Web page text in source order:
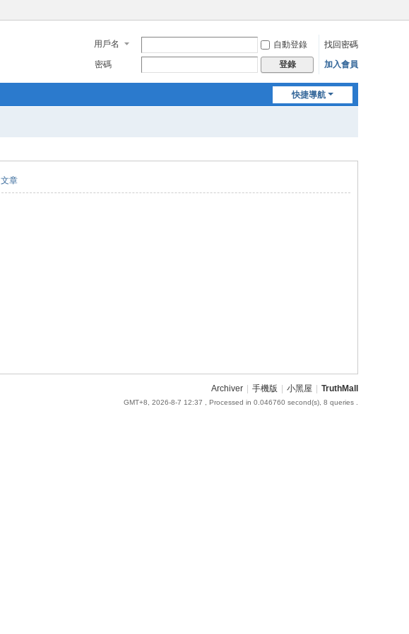
用戶名 自動登錄
找回密碼
密碼
登錄 加入會員
快捷導航
文章
Archiver 手機版 小黑屋 TruthMall
GMT+8, 2026-8-7 12:37 , Processed in 0.046760 second(s), 8 queries .